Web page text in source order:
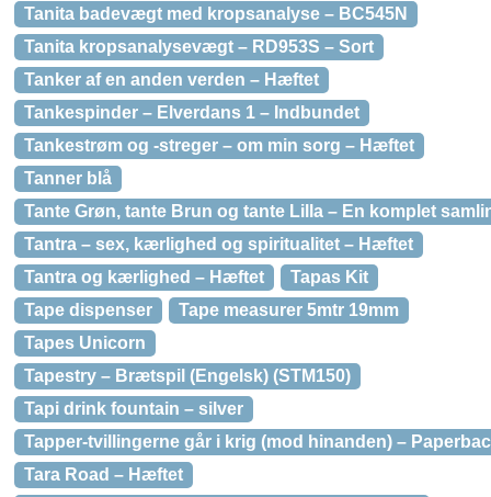
Tanita badevægt med kropsanalyse – BC545N
Tanita kropsanalysevægt – RD953S – Sort
Tanker af en anden verden – Hæftet
Tankespinder – Elverdans 1 – Indbundet
Tankestrøm og -streger – om min sorg – Hæftet
Tanner blå
Tante Grøn, tante Brun og tante Lilla – En komplet
Tantra – sex, kærlighed og spiritualitet – Hæftet
Tantra og kærlighed – Hæftet
Tapas Kit
Tape dispenser
Tape measurer 5mtr 19mm
Tapes Unicorn
Tapestry – Brætspil (Engelsk) (STM150)
Tapi drink fountain – silver
Tapper-tvillingerne går i krig (mod hinanden) –
Tara Road – Hæftet